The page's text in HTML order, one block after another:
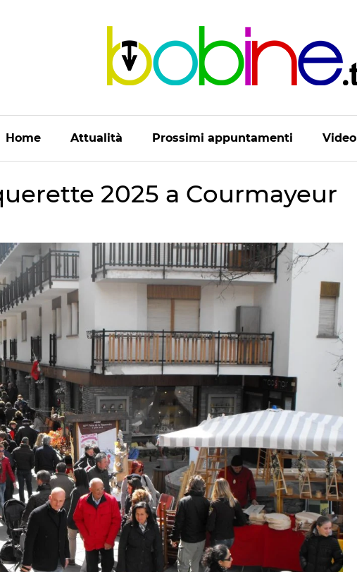
Home Attualità Prossimi appuntamenti Video
2025 a Courmayeur